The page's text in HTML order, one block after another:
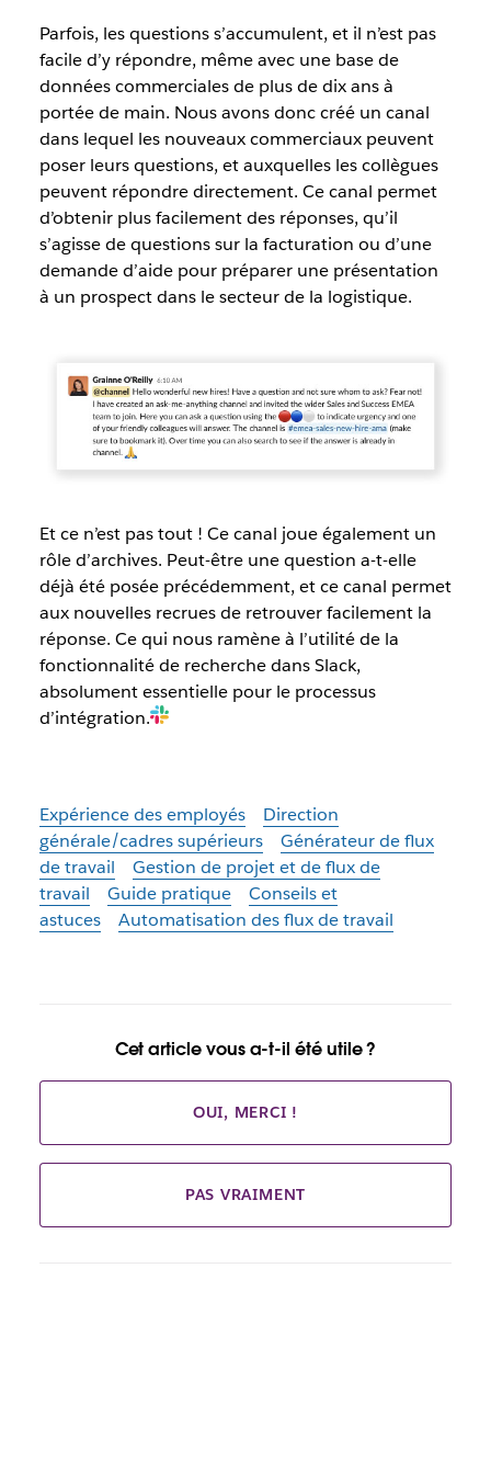
Parfois, les questions s’accumulent, et il n’est pas
facile d’y répondre, même avec une base de
données commerciales de plus de dix ans à
portée de main. Nous avons donc créé un canal
dans lequel les nouveaux commerciaux peuvent
poser leurs questions, et auxquelles les collègues
peuvent répondre directement. Ce canal permet
d’obtenir plus facilement des réponses, qu’il
s’agisse de questions sur la facturation ou d’une
demande d’aide pour préparer une présentation
à un prospect dans le secteur de la logistique.
Et ce n’est pas tout ! Ce canal joue également un
rôle d’archives. Peut-être une question a-t-elle
déjà été posée précédemment, et ce canal permet
aux nouvelles recrues de retrouver facilement la
réponse. Ce qui nous ramène à l’utilité de la
fonctionnalité de recherche dans Slack,
absolument essentielle pour le processus
d’intégration.
Expérience des employés
Direction
générale/cadres supérieurs
Générateur de flux
de travail
Gestion de projet et de flux de
travail
Guide pratique
Conseils et
astuces
Automatisation des flux de travail
Cet article vous a-t-il été utile ?
OUI, MERCI !
PAS VRAIMENT